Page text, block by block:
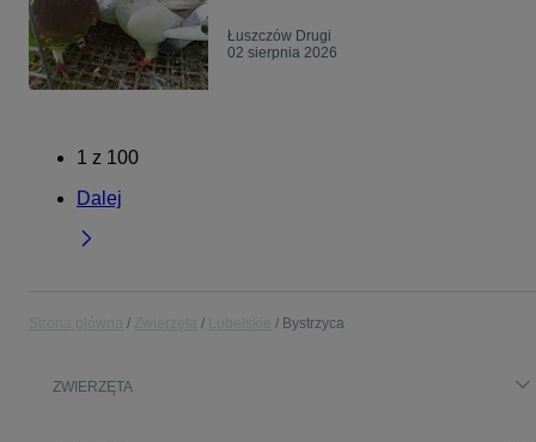
Łuszczów Drugi
02 sierpnia 2026
1 z 100
Dalej
Bystrzyca
ZWIERZĘTA